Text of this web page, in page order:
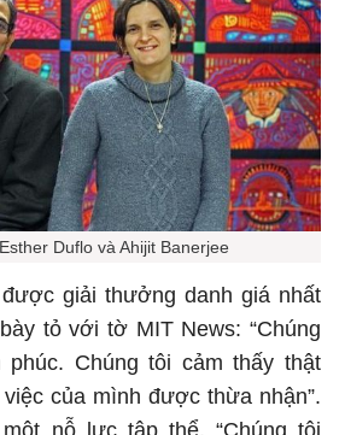
Duflo và Ahijit Banerjee
giải thưởng danh giá nhất
tỏ với tờ MIT News: “Chúng
Chúng tôi cảm thấy thật
của mình được thừa nhận”.
nỗ lực tập thể. “Chúng tôi